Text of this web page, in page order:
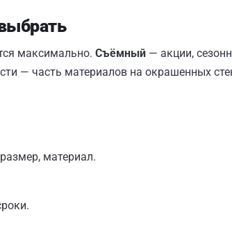
максимально. Съёмный — акции,
— часть материалов на окрашенных
материал.